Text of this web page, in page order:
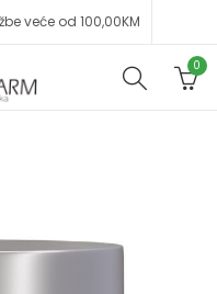
veće od 100,00KM
0